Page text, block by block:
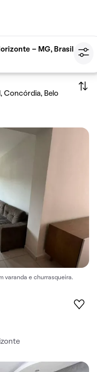
- MG, Brasil
Concórdia, Belo
varanda e churrasqueira.